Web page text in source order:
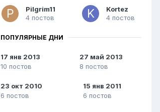
Pilgrim11
4 постов
Kortez
4 постов
ПОПУЛЯРНЫЕ ДНИ
17 янв 2013
10 постов
27 май 2013
8 постов
23 окт 2010
6 постов
15 янв 2011
6 постов